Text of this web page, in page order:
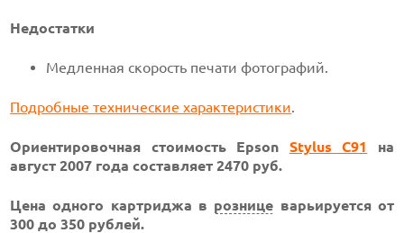
Недостатки
Медленная скорость печати фотографий.
Подробные технические характеристики.
Ориентировочная стоимость Epson Stylus C91
на
август 2007 года составляет 2470 руб.
Цена одного картриджа в рознице варьируется от
300 до 350 рублей.